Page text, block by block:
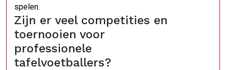
spelen.
Zijn er veel competities en
toernooien voor
professionele
tafelvoetballers?